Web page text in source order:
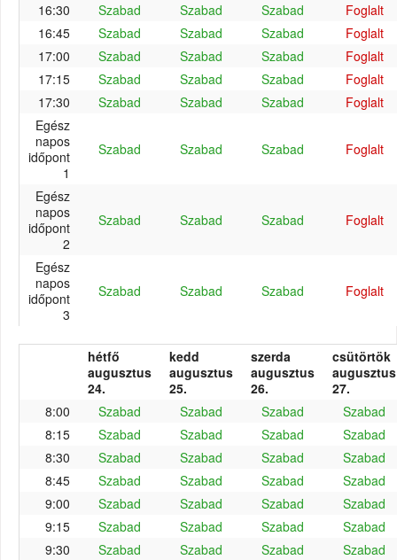
16:30 Szabad Szabad Szabad
Foglalt
16:45
Szabad Szabad Szabad
Foglalt
17:00
Szabad Szabad Szabad
Foglalt
17:15
Szabad Szabad Szabad
Foglalt
17:30
Szabad Szabad Szabad
Foglalt
Egész
napos
időpont
1
Szabad Szabad Szabad Foglalt
Egész
napos
időpont
2
Szabad Szabad Szabad Foglalt
Egész
napos
időpont
3
Szabad Szabad Szabad Foglalt
hétfő
augusztus
24.
kedd
augusztus
25.
szerda
augusztus
26.
csütörtök
augusztus
27.
8:00
Szabad Szabad Szabad
Szabad
8:15
Szabad Szabad Szabad
Szabad
8:30
Szabad Szabad Szabad
Szabad
8:45
Szabad Szabad Szabad
Szabad
9:00
Szabad Szabad Szabad
Szabad
9:15
Szabad Szabad Szabad
Szabad
9:30
Szabad Szabad Szabad
Szabad